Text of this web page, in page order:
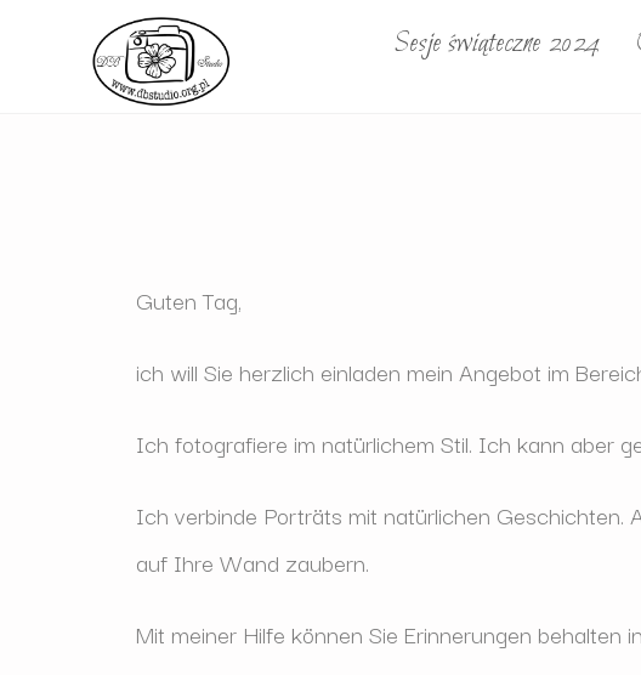
Sesje świąteczne 2024
Guten Tag,
ich will Sie herzlich einladen mein Angebot im
Ich fotografiere im natürlichem Stil. Ich kann aber
Ich verbinde Porträts mit natürlichen Geschichten.
auf Ihre Wand zaubern.
Mit meiner Hilfe können Sie Erinnerungen behalten